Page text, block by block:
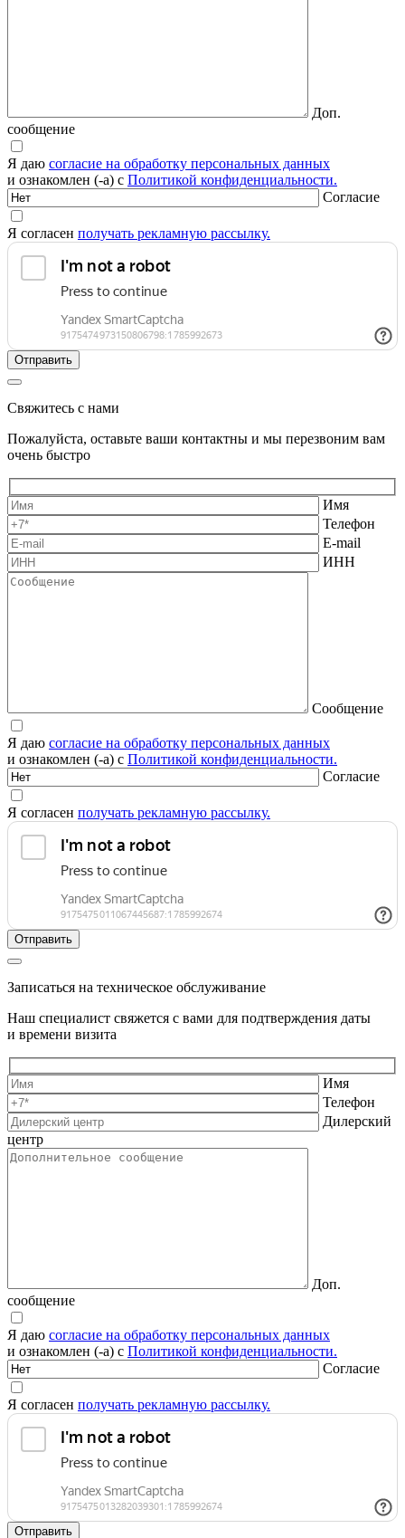
Доп.
сообщение
Я даю согласие на обработку персональных данных
и ознакомлен (-а) с Политикой конфиденциальности.
Согласие
Я согласен получать рекламную рассылку.
Свяжитесь с нами
Пожалуйста, оставьте ваши контактны и мы перезвоним вам
очень быстро
Имя
Телефон
E-mail
ИНН
Сообщение
Я даю согласие на обработку персональных данных
и ознакомлен (-а) с Политикой конфиденциальности.
Согласие
Я согласен получать рекламную рассылку.
Записаться на техническое обслуживание
Наш специалист свяжется с вами для подтверждения даты
и времени визита
Имя
Телефон
Дилерский
центр
Доп.
сообщение
Я даю согласие на обработку персональных данных
и ознакомлен (-а) с Политикой конфиденциальности.
Согласие
Я согласен получать рекламную рассылку.